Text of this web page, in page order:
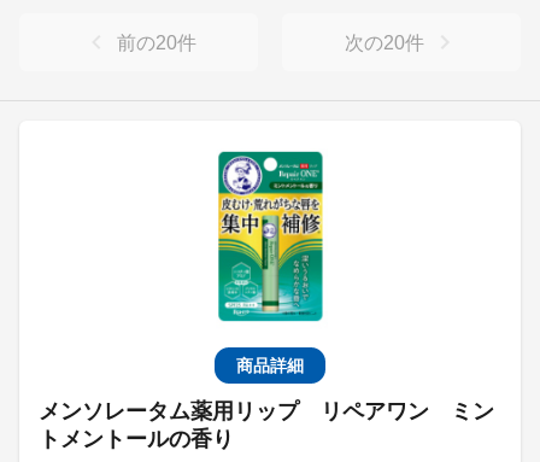
商品詳細
メンソレータム薬用リップ リペアワン ミン
トメントールの香り
前の20件 次の20件